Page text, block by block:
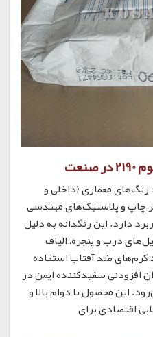
رنگ‌های معماری (داخلی و
چاپ و پلاستیک‌های مهندسی
درب و پنجره، الیاف
کرم‌های ضد آفتاب استفاده
افزودنی سفیدکننده ایمن در
این محصول با دوام بالا و
اقتصادی برای